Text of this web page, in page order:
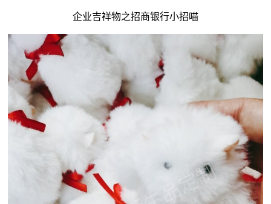
企业吉祥物之招商银行小招喵